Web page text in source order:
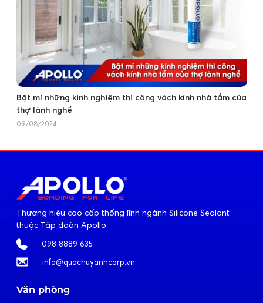
Bật mí những kinh nghiệm thi công vách kính nhà tắm của
thợ lành nghề
09/08/2024
Thương hiệu cao cấp thống lĩnh ngành Silicone Sealant
thuộc Tập đoàn Apollo
098 8889 635
info@quochuyanhcorp.vn
Văn phòng